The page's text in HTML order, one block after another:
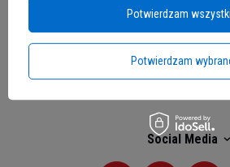
Moje konto
Social Media
Potwierdzam
Potwierdzam